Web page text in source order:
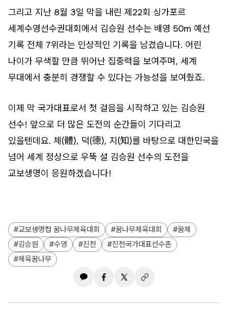
그리고 지난 8월 3일 막을 내린 제22회 싱가포르
세계수영선수권대회에서 김승원 선수는 배영 50m 예선
기록 전체 7위라는 인상적인 기록을 남겼습니다. 어린
나이가 무색할 만큼 뛰어난 집중력을 보여주며, 세계
무대에서 충분히 경쟁할 수 있다는 가능성을 보여줬죠.
이제 막 국가대표로서 첫 걸음을 시작하고 있는 김승원
선수! 앞으로 더 많은 도전의 순간들이 기다리고
있을텐데요. 체(體), 덕(德), 지(知)를 바탕으로 대한민국을
넘어 세계 정상으로 우뚝 설 김승원 선수의 도전을
교보생명이 응원하겠습니다!
교보생명컵 꿈나무체육대회 꿈나무체육대회
꿈체
김승원
수영 진천
진천국가대표선수촌
체육꿈나무